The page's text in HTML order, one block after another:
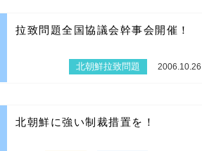
拉致問題全国協議会幹事会開催！
北朝鮮拉致問題 2006.10.26
北朝鮮に強い制裁措置を！